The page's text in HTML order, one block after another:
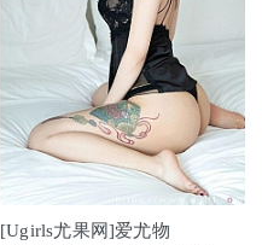
[Ugirls尤果网]爱尤物